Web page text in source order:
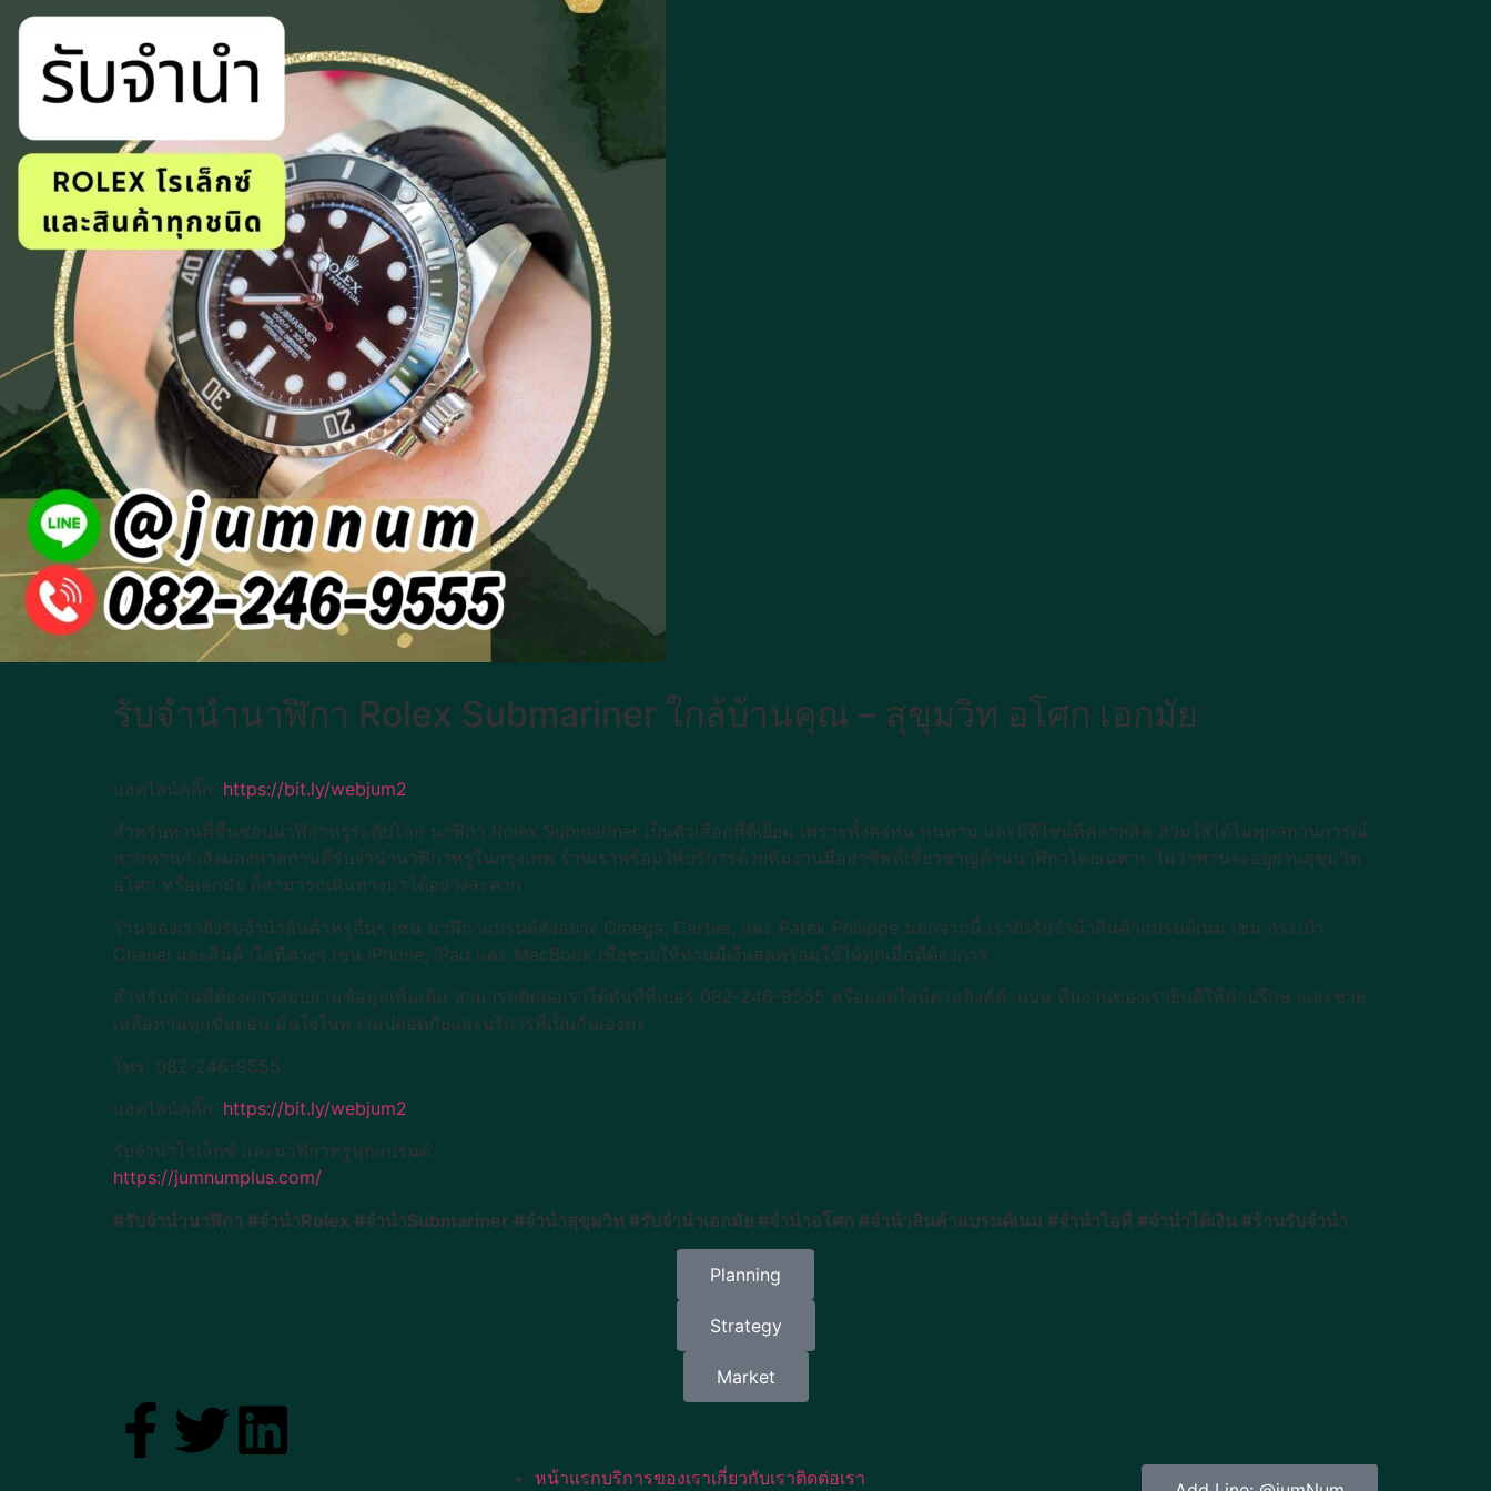
รับจำนำนาฬิกา Rolex Submariner ใกล้บ้านคุณ – สุขุมวิท อโศก เอกมัย
แอดไลน์คลิ๊ก: https://bit.ly/webjum2
สำหรับท่านที่ชื่นชอบนาฬิกาหรูระดับโลก นาฬิกา Rolex Submariner เป็นตัวเลือกที่ดีเยี่ยม เพราะทั้งคงทน ทนทาน และมีดีไซน์ที่คลาสสิค สวมใส่ได้ในทุกสถานการณ์
หากท่านกำลังมองหาสถานที่รับจำนำนาฬิกาหรูในกรุงเทพ ร้านเราพร้อมให้บริการด้วยทีมงานมืออาชีพที่เชี่ยวชาญด้านนาฬิกาโดยเฉพาะ ไม่ว่าท่านจะอยู่ย่านสุขุมวิท
อโศก หรือเอกมัย ก็สามารถเดินทางมาได้อย่างสะดวก
ร้านของเรายังรับจำนำสินค้าหรูอื่นๆ เช่น นาฬิกาแบรนด์ดังอย่าง Omega, Cartier, และ Patek Philippe นอกจากนี้ เรายังรับจำนำสินค้าแบรนด์เนม เช่น กระเป๋า
Chanel และสินค้าไอทีต่างๆ เช่น iPhone, iPad และ MacBook เพื่อช่วยให้ท่านมีเงินสดพร้อมใช้ได้ทุกเมื่อที่ต้องการ
สำหรับท่านที่ต้องการสอบถามข้อมูลเพิ่มเติม สามารถติดต่อเราได้ทันทีที่เบอร์ 082-246-9555 หรือแอดไลน์ตามลิงค์ด้านบน ทีมงานของเรายินดีให้คำปรึกษาและช่วย
เหลือท่านทุกขั้นตอน มั่นใจในความปลอดภัยและบริการที่เป็นกันเองค่ะ
โทร. 082-246-9555
แอดไลน์คลิ๊ก: https://bit.ly/webjum2
รับจำนำโรเล็กซ์ และนาฬิกาหรูทุกแบรนด์
https://jumnumplus.com/
#รับจำนำนาฬิกา #จำนำRolex #จำนำSubmariner #จำนำสุขุมวิท #รับจำนำเอกมัย #จำนำอโศก #จำนำสินค้าแบรนด์เนม #จำนำไอที #จำนำได้เงิน #ร้านรับจำนำ
Planning
Strategy
Market
หน้าแรกบริการของเราเกี่ยวกับเราติดต่อเรา